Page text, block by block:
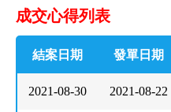
成交心得列表
結案日期 發單日期
2021-08-30 2021-08-22